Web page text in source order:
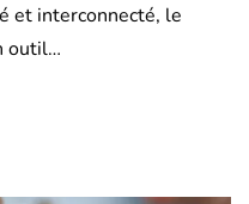
et interconnecté, le
outil…